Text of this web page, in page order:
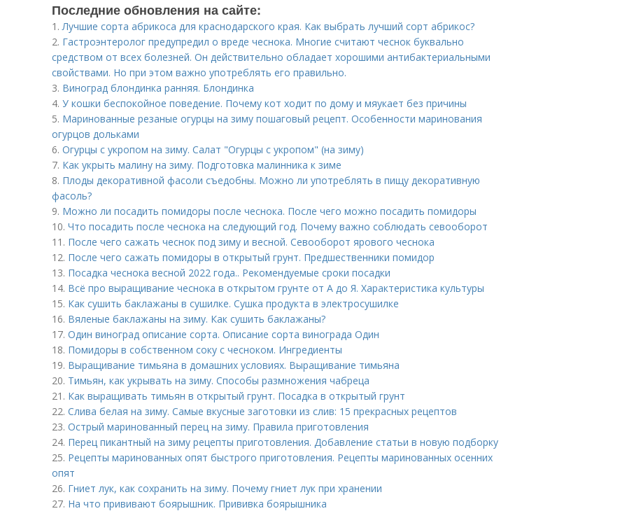
Последние обновления на сайте:
1.Лучшие сорта абрикоса для краснодарского края. Как выбрать лучший сорт абрикос?
2. Гастроэнтеролог предупредил о вреде чеснока. Многие считают чеснок буквально
средством от всех болезней. Он действительно обладает хорошими антибактериальными
свойствами. Но при этом важно употреблять его правильно.
3. Виноград блондинка ранняя. Блондинка
4. У кошки беспокойное поведение. Почему кот ходит по дому и мяукает без причины
5. Маринованные резаные огурцы на зиму пошаговый рецепт. Особенности маринования
огурцов дольками
6. Огурцы с укропом на зиму. Салат "Огурцы с укропом" (на зиму)
7. Как укрыть малину на зиму. Подготовка малинника к зиме
8. Плоды декоративной фасоли съедобны. Можно ли употреблять в пищу декоративную
фасоль?
9. Можно ли посадить помидоры после чеснока. После чего можно посадить помидоры
10. Что посадить после чеснока на следующий год. Почему важно соблюдать севооборот
11. После чего сажать чеснок под зиму и весной. Севооборот ярового чеснока
12. После чего сажать помидоры в открытый грунт. Предшественники помидор
13. Посадка чеснока весной 2022 года.. Рекомендуемые сроки посадки
14. Всё про выращивание чеснока в открытом грунте от А до Я. Характеристика культуры
15. Как сушить баклажаны в сушилке. Сушка продукта в электросушилке
16. Вяленые баклажаны на зиму. Как сушить баклажаны?
17. Один виноград описание сорта. Описание сорта винограда Один
18. Помидоры в собственном соку с чесноком. Ингредиенты
19. Выращивание тимьяна в домашних условиях. Выращивание тимьяна
20. Тимьян, как укрывать на зиму. Способы размножения чабреца
21. Как выращивать тимьян в открытый грунт. Посадка в открытый грунт
22. Слива белая на зиму. Самые вкусные заготовки из слив: 15 прекрасных рецептов
23. Острый маринованный перец на зиму. Правила приготовления
24. Перец пикантный на зиму рецепты приготовления. Добавление статьи в новую подборку
25. Рецепты маринованных опят быстрого приготовления. Рецепты маринованных осенних
опят
26. Гниет лук, как сохранить на зиму. Почему гниет лук при хранении
27. На что прививают боярышник. Прививка боярышника